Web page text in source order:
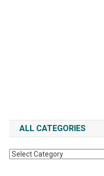
ALL CATEGORIES
All